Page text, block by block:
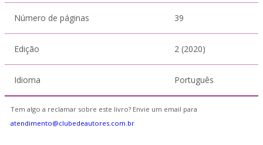
Número de páginas 39
Edição 2 (2020)
Idioma Português
Tem algo a reclamar sobre este livro? Envie um email para
atendimento@clubedeautores.com.br